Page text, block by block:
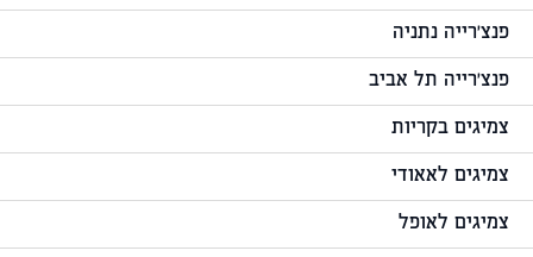
פנצ'רייה נתניה
פנצ'רייה תל אביב
צמיגים בקריות
צמיגים לאאודי
צמיגים לאופל